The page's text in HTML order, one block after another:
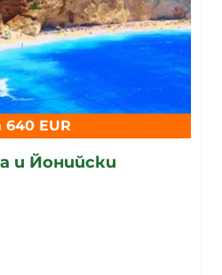
EUR
и Йонийски